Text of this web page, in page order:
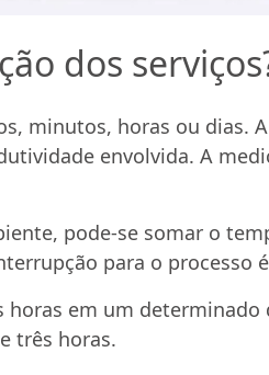
dos
minutos, horas ou dias.
envolvida. A
pode-se somar o
para o processo
em um
três horas.